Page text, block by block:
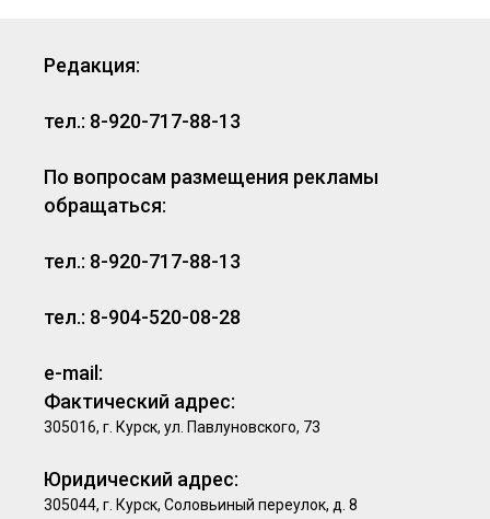
Редакция:
тел.: 8-920-717-88-13
По вопросам размещения рекламы
обращаться:
тел.: 8-920-717-88-13
тел.: 8-904-520-08-28
e-mail:
Фактический адрес:
305016, г. Курск, ул. Павлуновского, 73
Юридический адрес:
305044, г. Курск, Соловьиный переулок, д. 8